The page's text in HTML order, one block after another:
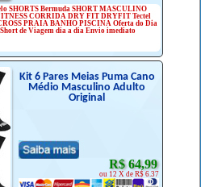
SHORTS Bermuda SHORT MASCULINO
CORRIDA DRY FIT DRYFIT Tectel
PRAIA BANHO PISCINA Oferta do Dia
de Viagem dia a dia Envio imediato
Kit 6 Pares Meias Puma Cano
Médio Masculino Adulto
Original
R$ 64,99
ou 12 X de R$ 6.37